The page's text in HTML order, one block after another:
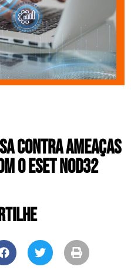
contra ameaças
ESET NOD32